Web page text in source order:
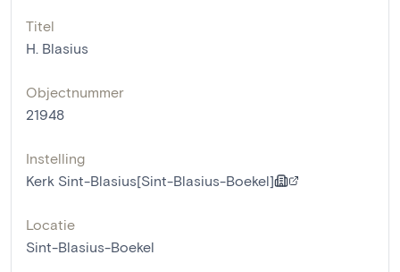
Titel
H. Blasius
Objectnummer
21948
Instelling
Kerk Sint-Blasius[Sint-Blasius-Boekel]
Locatie
Sint-Blasius-Boekel